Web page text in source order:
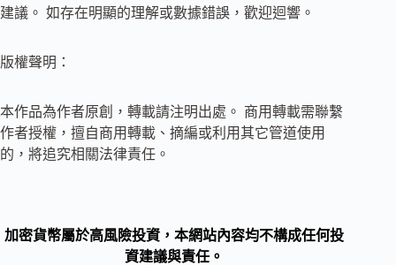
建議。 如存在明顯的理解或數據錯誤，歡迎迴響。
版權聲明：
本作品為作者原創，轉載請注明出處。 商用轉載需聯繫
作者授權，擅自商用轉載、摘編或利用其它管道使用
的，將追究相關法律責任。
加密貨幣屬於高風險投資，本網站內容均不構成任何投
資建議與責任。